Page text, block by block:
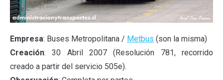
Empresa: Buses Metropolitana / Metbus (son la misma)
Creación: 30 Abril 2007 (Resolución 781, recorrido
creado a partir del servicio 505e).